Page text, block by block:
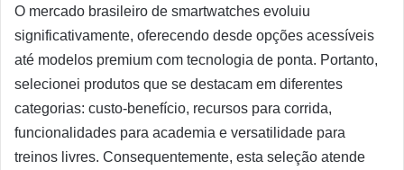
O mercado brasileiro de smartwatches evoluiu
significativamente, oferecendo desde opções acessíveis
até modelos premium com tecnologia de ponta. Portanto,
selecionei produtos que se destacam em diferentes
categorias: custo-benefício, recursos para corrida,
funcionalidades para academia e versatilidade para
treinos livres. Consequentemente, esta seleção atende